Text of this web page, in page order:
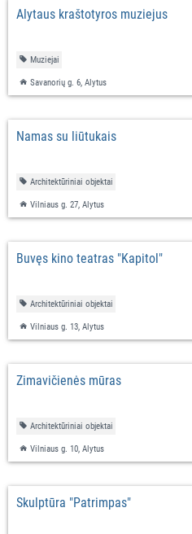
Alytaus kraštotyros muziejus
Muziejai
Savanorių g. 6, Alytus
Namas su liūtukais
Architektūriniai objektai
Vilniaus g. 27, Alytus
Buvęs kino teatras "Kapitol"
Architektūriniai objektai
Vilniaus g. 13, Alytus
Zimavičienės mūras
Architektūriniai objektai
Vilniaus g. 10, Alytus
Skulptūra "Patrimpas"